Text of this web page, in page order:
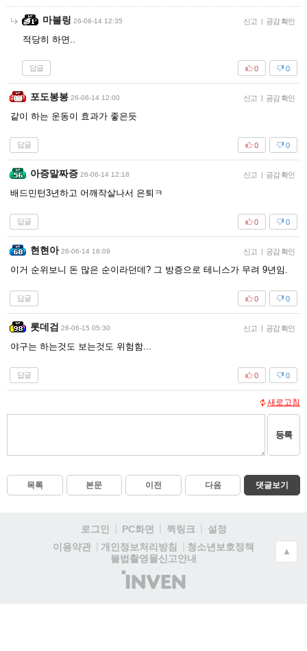
마블링 26-06-14 12:35 신고 | 공감 확인
적당히 하면..
답글 0
0
포도봉봉 26-06-14 12:00 신고 | 공감 확인
같이 하는 운동이 효과가 좋은듯
답글 0
0
아증말짜증 26-06-14 12:18 신고 | 공감 확인
배드민턴3년하고 어깨작살나서 은퇴ㅋ
답글 0
0
현현아 26-06-14 18:09 신고 | 공감 확인
이거 순위보니 돈 많은 순이라던데? 그 방증으로 테니스가 무려 9년임.
답글 0
0
롯데검 26-06-15 05:30 신고 | 공감 확인
야구는 하는것도 보는것도 위험함...
답글 0
0
새로고침
등록
목록 본문 이전 다음 댓글보기
로그인 PC화면 퀵링크
설정
이용약관
개인정보처리방침
청소년보호정책
불법촬영물신고안내
(주)
인
▲